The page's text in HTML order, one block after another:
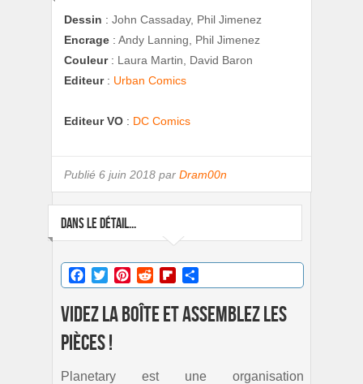
Dessin : John Cassaday, Phil Jimenez
Encrage : Andy Lanning, Phil Jimenez
Couleur: Laura Martin, David Baron
Editeur: Urban Comics
Editeur VO : DC Comics
Publié 6 juin 2018 par Dram00n
DANS LE DÉTAIL...
Facebook
TwitterPinterestRedditFlipboard
Videz la boîte et assemblez les
pièces !
Planetary est une organisation